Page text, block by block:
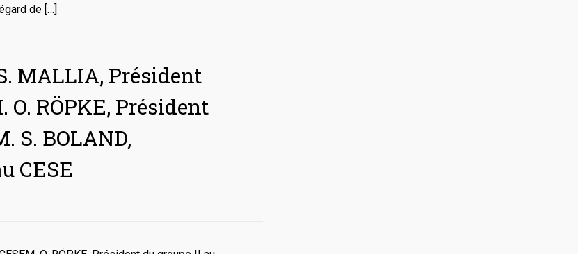
de […]
MALLIA, Président
O. RÖPKE, Président
S. BOLAND,
CESE